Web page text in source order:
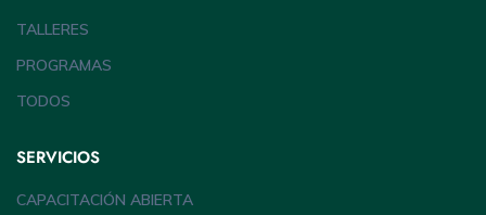
TALLERES
PROGRAMAS
TODOS
SERVICIOS
CAPACITACIÓN ABIERTA